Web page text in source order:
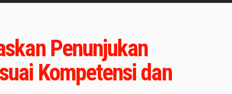
Penunjukan
Kompetensi dan